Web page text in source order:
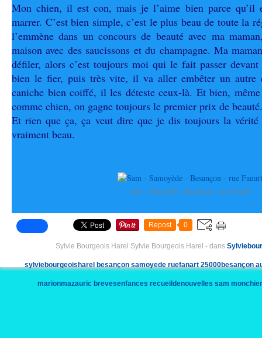
Mon chien, il est con, mais je l’aime bien parce qu’il
marrer. C’est bien simple, c’est le plus beau de toute la
l’emmène dans un concours de beauté avec ma
maison avec des saucissons et du champagne. Ma
défiler, alors c’est toujours moi qui le fait passer
bien le fier, puis très vite, il va aller embêter un autre
caniche bien coiffé, il les déteste ceux-là. Et bien, même
comme chien, on gagne toujours le premier prix de beauté.
Et rien que ça, ça veut dire que je dis toujours la
vraiment beau.
Sam - Samoyède - Besançon - rue Fanart
Repost 0
Sylvie Bourgeois Harel Sylvie Bourgeois Harel - dans
sylviebourgeoisharel besançon samoyede ruefanart 25000besançon
marionmazauric brevesenfances recueildenouvelles sam